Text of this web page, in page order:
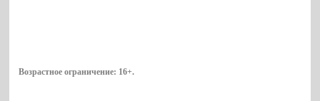
Возрастное ограничение: 16+.